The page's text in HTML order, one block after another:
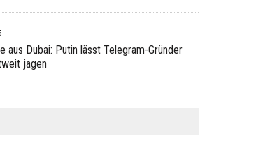
aus Dubai: Putin lässt Telegram-Gründer
jagen